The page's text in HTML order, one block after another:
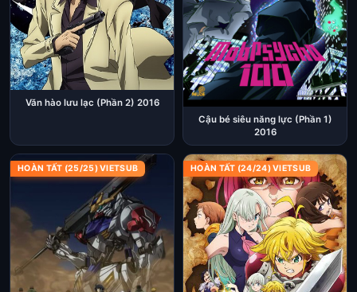
Văn hào lưu lạc (Phần 2) 2016
Cậu bé siêu năng lực (Phần 1)
2016
HOÀN TẤT (25/25) VIETSUB HOÀN TẤT (24/24) VIETSUB